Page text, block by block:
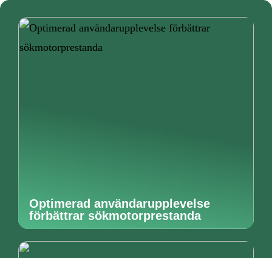
Optimerad användarupplevelse
förbättrar sökmotorprestanda